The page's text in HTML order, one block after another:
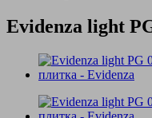
Evidenza light